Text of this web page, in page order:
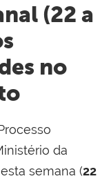
(22 a
no
da
semana (22